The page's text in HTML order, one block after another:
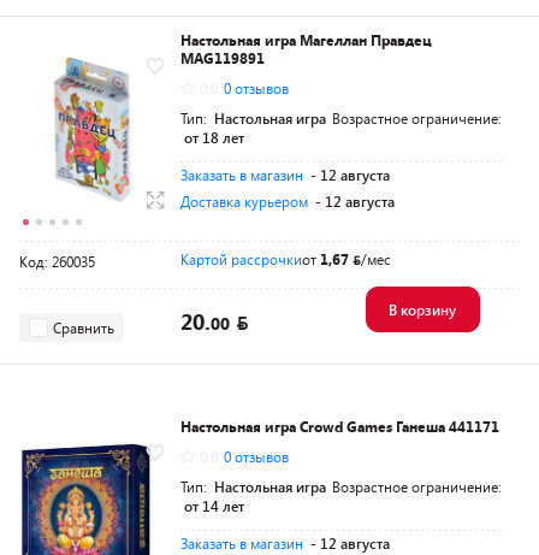
Настольная игра Магеллан Правдец
MAG119891
0 отзывов
Тип: Настольная игра Возрастное ограничение:
от 18 лет
Заказать в магазин - 12 августа
Доставка курьером - 12 августа
Код: 260035 Картой рассрочкиот 1,67 /мес
Сравнить 20.00
В корзину
Настольная игра Crowd Games Ганеша 441171
0 отзывов
Тип: Настольная игра Возрастное ограничение:
от 14 лет
Заказать в магазин - 12 августа